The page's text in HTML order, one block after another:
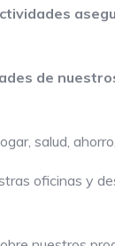
de
salud,
oficinas y